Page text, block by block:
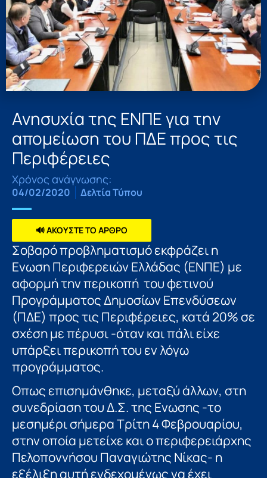
Ανησυχία της ΕΝΠΕ για την
απομείωση του ΠΔΕ προς τις
Περιφέρειες
Χρόνος ανάγνωσης:
04/02/2020 Δελτία Τύπου
🔊 ΑΚΟΥΣΤΕ ΤΟ ΑΡΘΡΟ
Σοβαρό προβληματισμό εκφράζει η
Ενωση Περιφερειών Ελλάδας (ΕΝΠΕ) με
αφορμή την περικοπή του φετινού
Προγράμματος Δημοσίων Επενδύσεων
(ΠΔΕ) προς τις Περιφέρειες, κατά 20% σε
σχέση με πέρυσι -όταν και πάλι είχε
υπάρξει περικοπή του εν λόγω
προγράμματος.
Οπως επισημάνθηκε, μεταξύ άλλων, στη
συνεδρίαση του Δ.Σ. της Ενωσης -το
μεσημέρι σήμερα Τρίτη 4 Φεβρουαρίου,
στην οποία μετείχε και ο περιφερειάρχης
Πελοποννήσου Παναγιώτης Νίκας- η
εξέλιξη αυτή ενδεχομένως να έχει